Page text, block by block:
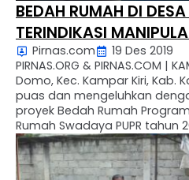
BEDAH RUMAH DI
TERINDIKASI
BANGUNAN
Pirnas.com
19 Des 2019
PIRNAS.ORG & PIRNAS.COM |
Domo, Kec. Kampar Kiri, Kab.
puas dan mengeluhkan
proyek Bedah Rumah
Rumah Swadaya PUPR tahun
mengherankan dan sungguh
sayangkan program yang
pemerintah pusat tapi terusik